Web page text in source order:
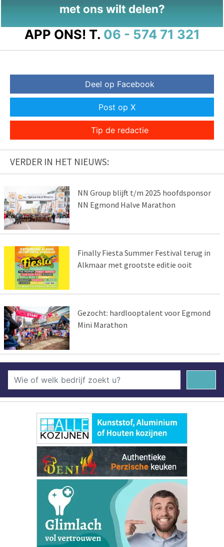
met ons wilt delen?
APP ONS! T. 06 - 574 71 321
Deel op Facebook
Post op X
Tip de redactie
VERDER IN HET NIEUWS:
NN Group blijft t/m 2025 hoofdsponsor
NN Egmond Halve Marathon
Finally Fiesta Summer Festival terug in
Alkmaar met grootste editie ooit
Gezocht: hardlooptalent voor Egmond
Mini Marathon